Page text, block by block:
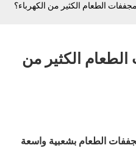
الطعام الكثير من الكهرباء؟
الكثير من
الطعام بشعبية واسعة